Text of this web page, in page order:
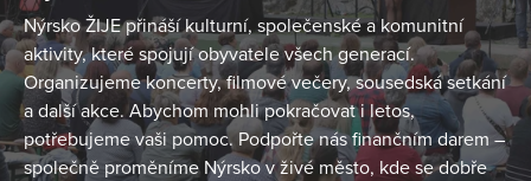
Nýrsko ŽIJE přináší kulturní, společenské a komunitní
aktivity, které spojují obyvatele všech generací.
Organizujeme koncerty, filmové večery, sousedská setkání
a další akce. Abychom mohli pokračovat i letos,
potřebujeme vaši pomoc. Podpořte nás finančním darem –
společně proměníme Nýrsko v živé město, kde se dobře